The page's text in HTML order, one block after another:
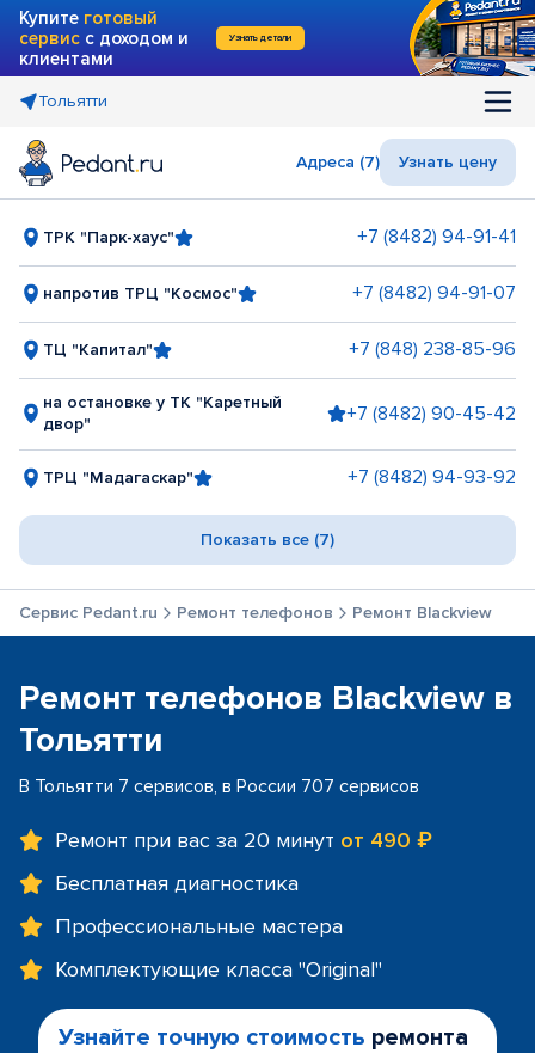
Купите готовый
сервис с доходом и
клиентами
Узнать детали
Тольятти
Адреса (7) Узнать цену
ТРК "Парк-хаус" +7 (8482) 94-91-41
напротив ТРЦ "Космос" +7 (8482) 94-91-07
ТЦ "Капитал" +7 (848) 238-85-96
на остановке у ТК "Каретный
двор"
+7 (8482) 90-45-42
ТРЦ "Мадагаскар" +7 (8482) 94-93-92
Показать все (7)
Сервис Pedant.ru Ремонт телефонов Ремонт Blackview
Ремонт телефонов Blackview в
Тольятти
В Тольятти 7 сервисов, в России 707 сервисов
Ремонт при вас за 20 минут от 490 ₽
Бесплатная диагностика
Профессиональные мастера
Комплектующие класса "Original"
Узнайте точную стоимость ремонта